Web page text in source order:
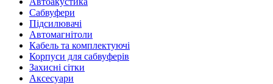
Cабвуфери
Підсилювачі
Автомагнітоли
Кабель та комплектуючі
Корпуси для сабвуферів
Захисні сітки
Аксесуари